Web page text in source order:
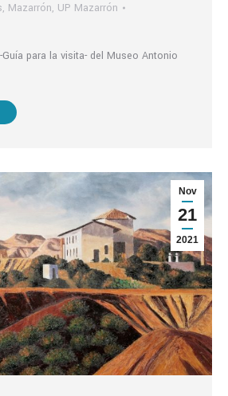
, Mazarrón, UP Mazarrón
para la visita- del Museo Antonio
Nov
21
2021